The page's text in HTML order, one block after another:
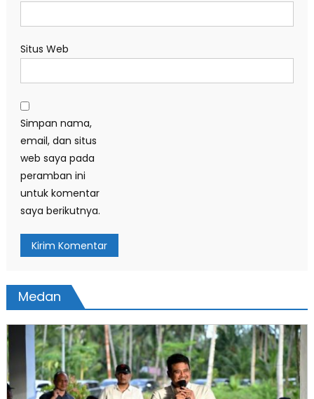
Situs Web
Simpan nama,
email, dan situs
web saya pada
peramban ini
untuk komentar
saya berikutnya.
Medan